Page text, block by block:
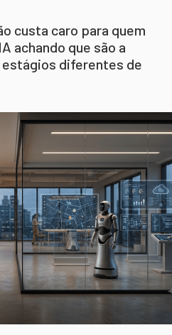
custa caro para quem
achando que são a
diferentes de